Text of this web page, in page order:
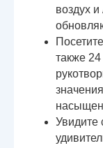
воздух
также 24
Увидите